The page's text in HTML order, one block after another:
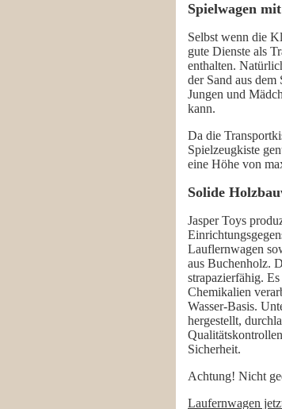
Spielwagen
Selbst wenn die
gute Dienste als
enthalten.
der Sand aus
Jungen und
kann.
Da die
Spielzeugkiste
eine Höhe von
Solide
Jasper Toys
Lauflernwagen
aus Buchenholz.
strapazierfähig.
Chemikalien
Wasser-Basis.
hergestellt,
Sicherheit.
Achtung! Nicht
Laufernwagen